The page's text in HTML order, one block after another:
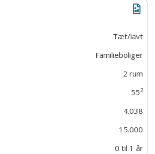
Tæt/lavt
Familieboliger
2 rum
552
4.038
15.000
0 til 1 år